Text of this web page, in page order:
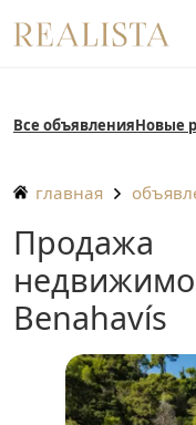
Все объявления Новые
главная
Продажа
Benahavís